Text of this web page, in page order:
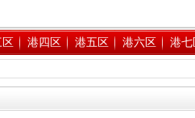
区 港四区 港五区 港六区 港七